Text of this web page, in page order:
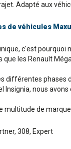
Adapté aux
de véhicules
c'est
les Renault
différentes phases
Insignia, nous
multitude de
308, Expert